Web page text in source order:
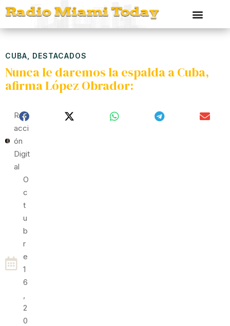
CUBA DESTACADOS
Nunca le daremos la espalda a Cuba,
afirma López Obrador:
Red
Acci
Ón
Digit
Al
O
C
T
U
B
R
E
1
6
,
2
0